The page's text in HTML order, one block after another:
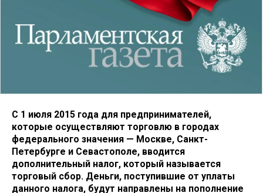
С 1 июля 2015 года для предпринимателей,
которые осуществляют торговлю в городах
федерального значения — Москве, Санкт-
Петербурге и Севастополе, вводится
дополнительный налог, который называется
торговый сбор. Деньги, поступившие от уплаты
данного налога, будут направлены на пополнение